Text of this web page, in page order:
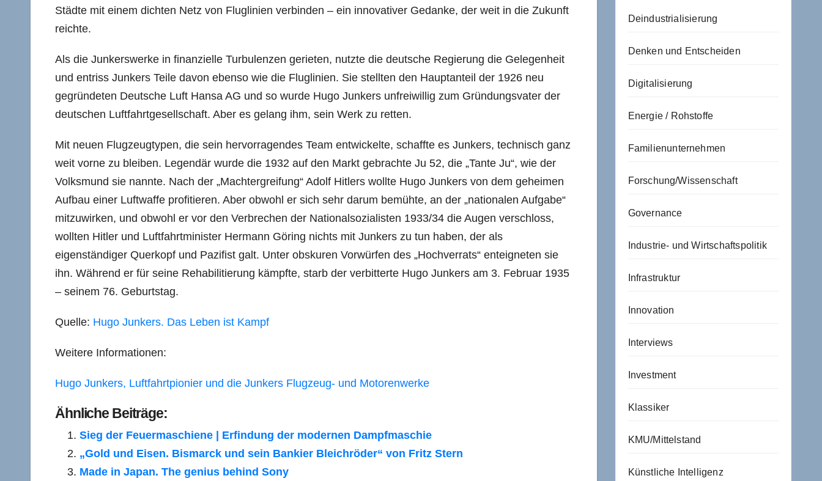
Städte mit einem dichten Netz von Fluglinien verbinden – ein innovativer Gedanke, der weit in die Zukunft
reichte.
Als die Junkerswerke in finanzielle Turbulenzen gerieten, nutzte die deutsche Regierung die Gelegenheit
und entriss Junkers Teile davon ebenso wie die Fluglinien. Sie stellten den Hauptanteil der 1926 neu
gegründeten Deutsche Luft Hansa AG und so wurde Hugo Junkers unfreiwillig zum Gründungsvater der
deutschen Luftfahrtgesellschaft. Aber es gelang ihm, sein Werk zu retten.
Mit neuen Flugzeugtypen, die sein hervorragendes Team entwickelte, schaffte es Junkers, technisch ganz
weit vorne zu bleiben. Legendär wurde die 1932 auf den Markt gebrachte Ju 52, die „Tante Ju“, wie der
Volksmund sie nannte. Nach der „Machtergreifung“ Adolf Hitlers wollte Hugo Junkers von dem geheimen
Aufbau einer Luftwaffe profitieren. Aber obwohl er sich sehr darum bemühte, an der „nationalen Aufgabe“
mitzuwirken, und obwohl er vor den Verbrechen der Nationalsozialisten 1933/34 die Augen verschloss,
wollten Hitler und Luftfahrtminister Hermann Göring nichts mit Junkers zu tun haben, der als
eigenständiger Querkopf und Pazifist galt. Unter obskuren Vorwürfen des „Hochverrats“ enteigneten sie
ihn. Während er für seine Rehabilitierung kämpfte, starb der verbitterte Hugo Junkers am 3. Februar 1935
– seinem 76. Geburtstag.
Quelle: Hugo Junkers. Das Leben ist Kampf
Weitere Informationen:
Hugo Junkers, Luftfahrtpionier und die Junkers Flugzeug- und Motorenwerke
Ähnliche Beiträge:
Sieg der Feuermaschiene | Erfindung der modernen Dampfmaschie
„Gold und Eisen. Bismarck und sein Bankier Bleichröder“ von Fritz Stern
Made in Japan. The genius behind Sony
Deindustrialisierung
Denken und Entscheiden
Digitalisierung
Energie / Rohstoffe
Familienunternehmen
Forschung/Wissenschaft
Governance
Industrie- und Wirtschaftspolitik
Infrastruktur
Innovation
Interviews
Investment
Klassiker
KMU/Mittelstand
Künstliche Intelligenz